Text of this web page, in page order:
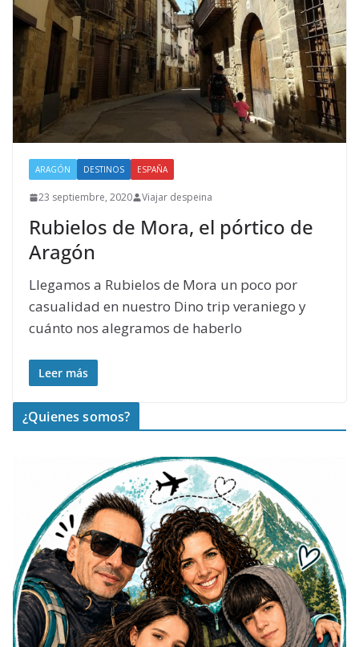
ARAGÓN DESTINOS ESPAÑA
23 septiembre, 2020 Viajar despeina
Rubielos de Mora, el pórtico de
Aragón
Llegamos a Rubielos de Mora un poco por
casualidad en nuestro Dino trip veraniego y
cuánto nos alegramos de haberlo
Leer más
¿Quienes somos?